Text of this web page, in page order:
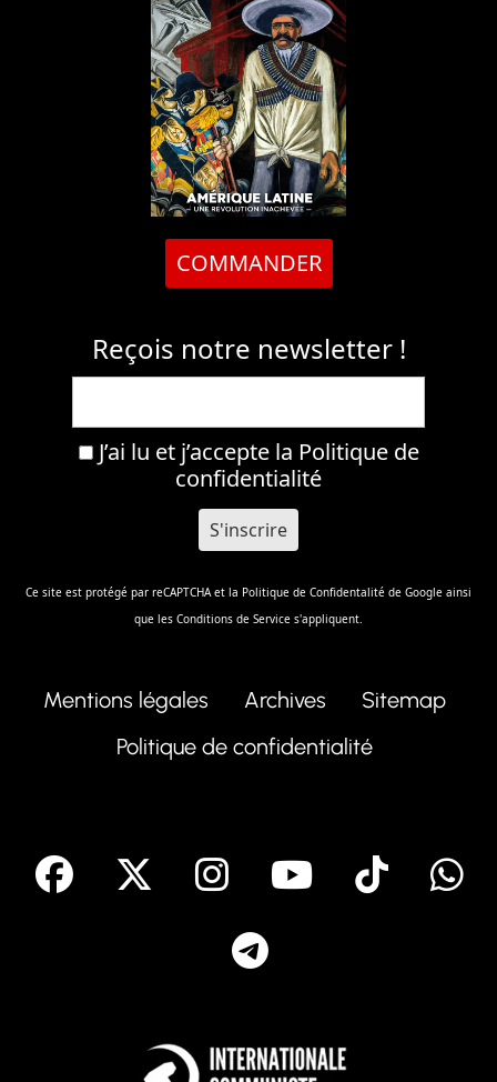
COMMANDER
Reçois notre newsletter !
J’ai lu et j’accepte la Politique de
confidentialité
Ce site est protégé par reCAPTCHA et la Politique de Confidentalité de Google ainsi
que les Conditions de Service s'appliquent.
Mentions légales Archives
Sitemap
Politique de confidentialité
facebook Instagram
Youtube
Tik